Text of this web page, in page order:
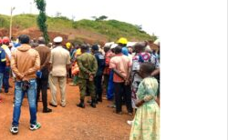
u
n
c
o
u
r